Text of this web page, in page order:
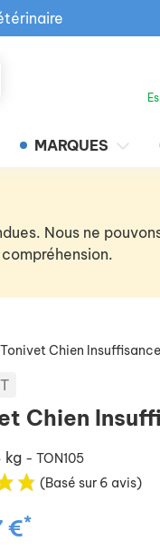
MARQUES
Nous ne
Tonivet Chien
Chien
kg - TON105
(Basé sur 6 avis)
€*